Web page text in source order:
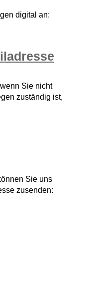
digital an:
Sie nicht
zuständig ist,
Sie uns
zusenden: